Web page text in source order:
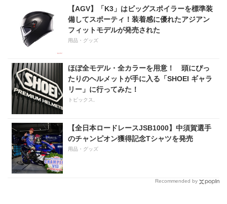
【AGV】「K3」はビッグスポイラーを標準装
備してスポーティ！装着感に優れたアジアン
フィットモデルが発売された
用品・グッズ
ほぼ全モデル・全カラーを用意！ 頭にぴっ
たりのヘルメットが手に入る「SHOEI ギャラ
リー」に行ってみた！
トピックス,
【全日本ロードレースJSB1000】中須賀選手
のチャンピオン獲得記念Tシャツを発売
用品・グッズ
Recommended by